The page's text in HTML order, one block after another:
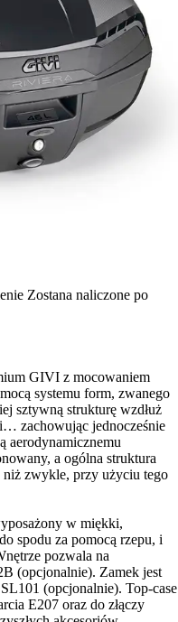
Zostana naliczone po
GIVI z mocowaniem
systemu form, zwanego
sztywną strukturę wzdłuż
zachowując jednocześnie
aerodynamicznemu
a ogólna struktura
niż zwykle, przy użyciu tego
w miękki,
spodu za pomocą rzepu, i
pozwala na
(opcjonalnie). Zamek jest
(opcjonalnie). Top-case
E207 oraz do złączy